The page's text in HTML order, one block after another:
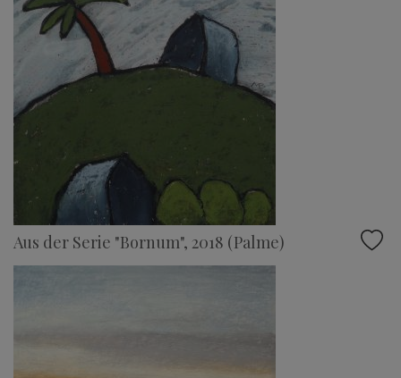
Aus der Serie "Bornum", 2018 (Palme)